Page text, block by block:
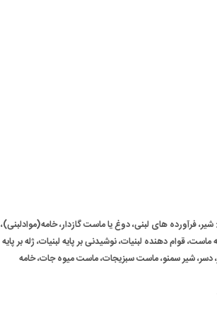
29: شیر، فرآورده های لبنی، دوغ یا ماست گازدار، خامه(موادلبنی)،
قوام دهنده لبنیات، نوشیدنی بر پایه لبنیات، ژله بر پایه
دسر، شیر سمنو، ماست سبزیجات، ماست میوه جات، خامه